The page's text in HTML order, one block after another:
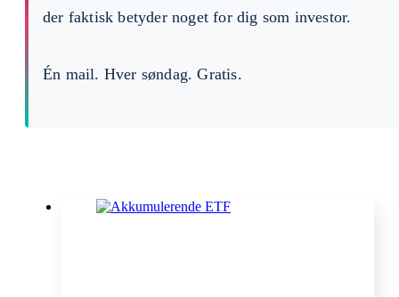
der faktisk betyder noget for dig som investor.
Én mail. Hver søndag. Gratis.